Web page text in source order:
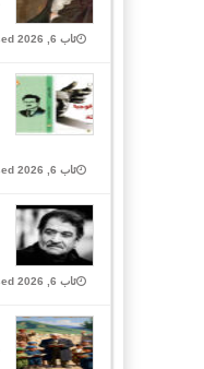
ئاب 6, 2026 Closed
ئاب 6, 2026 Closed
ئاب 6, 2026 Closed